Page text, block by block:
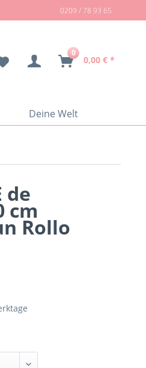
0209 / 78 93 65
0
0,00 € *
Deine Welt
de
cm
Rollo